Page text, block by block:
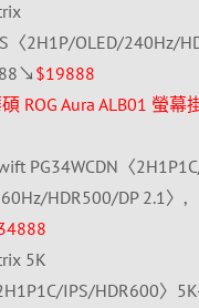
〈2H1P/OLED/240Hz/
$19888
ROG Aura ALB01 螢幕
PG34WCDN〈
HDR500/DP 2.1〉,
5K
IPS/HDR600〉